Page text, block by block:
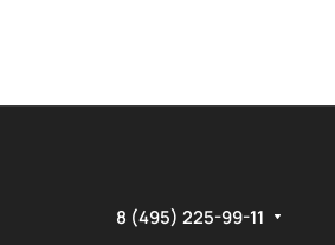
8 (495) 225-99-11